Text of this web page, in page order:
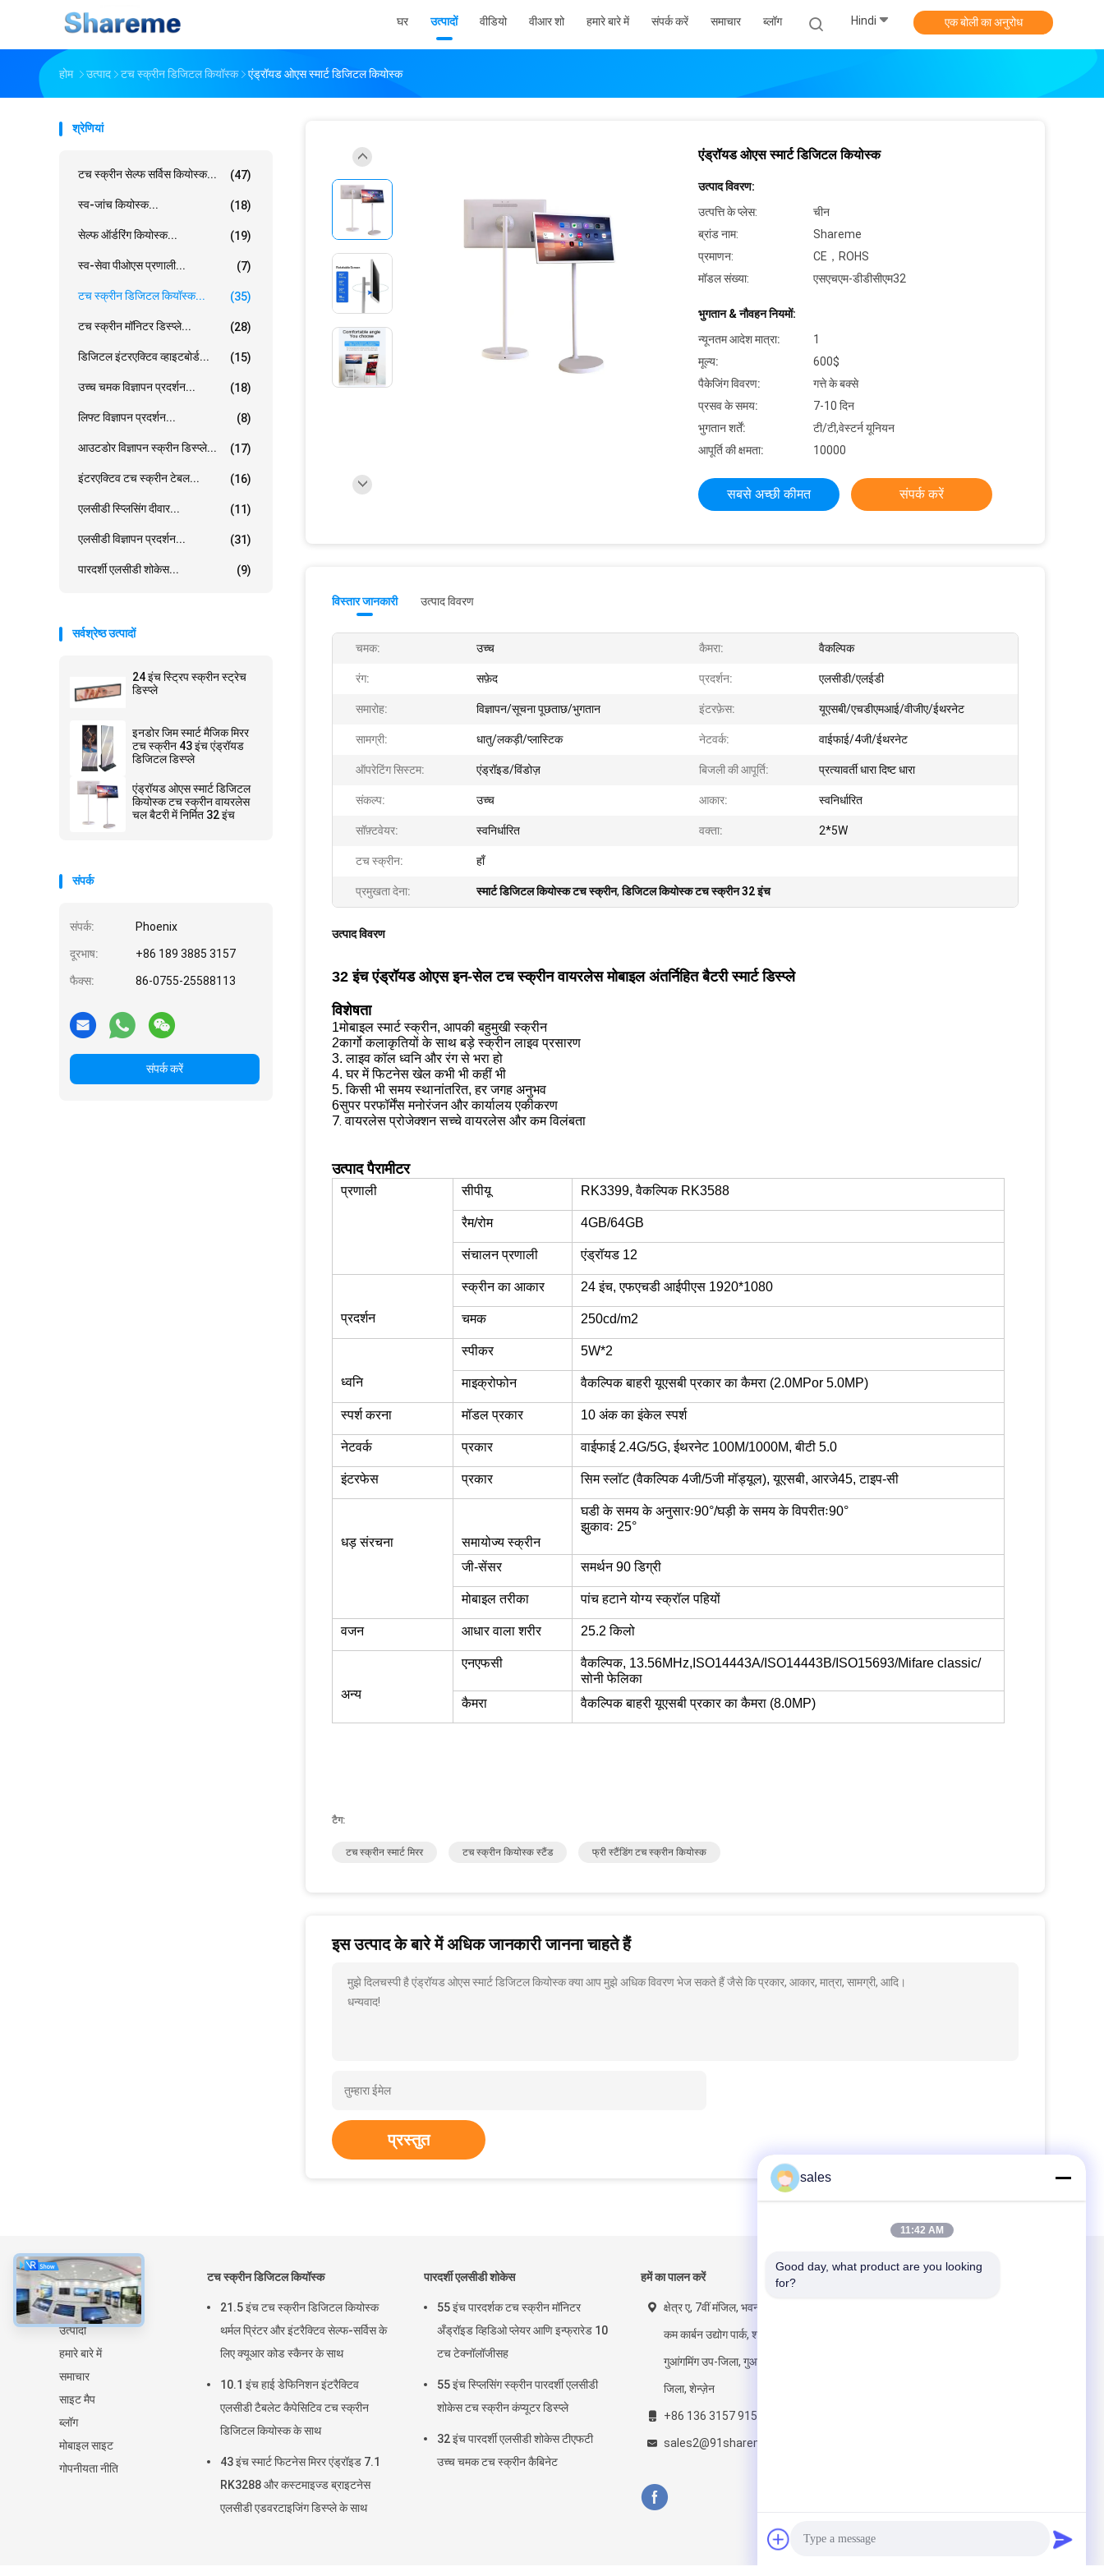
घर उत्पादों वीडियो वीआर शो हमारे बारे में संपर्क करें समाचार ब्लॉग Hindi एक बोली का अनुरोध
होम उत्पाद टच स्क्रीन डिजिटल कियॉस्क एंड्रॉयड ओएस स्मार्ट डिजिटल कियोस्क
श्रेणियां
टच स्क्रीन सेल्फ सर्विस कियोस्क... (47)
स्व-जांच कियोस्क... (18)
सेल्फ ऑर्डरिंग कियोस्क... (19)
स्व-सेवा पीओएस प्रणाली... (7)
टच स्क्रीन डिजिटल कियॉस्क... (35)
टच स्क्रीन मॉनिटर डिस्प्ले... (28)
डिजिटल इंटरएक्टिव व्हाइटबोर्ड... (15)
उच्च चमक विज्ञापन प्रदर्शन... (18)
लिफ्ट विज्ञापन प्रदर्शन... (8)
आउटडोर विज्ञापन स्क्रीन डिस्प्ले... (17)
इंटरएक्टिव टच स्क्रीन टेबल... (16)
एलसीडी स्प्लिसिंग दीवार... (11)
एलसीडी विज्ञापन प्रदर्शन... (31)
पारदर्शी एलसीडी शोकेस... (9)
सर्वश्रेष्ठ उत्पादों
24 इंच स्ट्रिप स्क्रीन स्ट्रेच
डिस्प्ले
इनडोर जिम स्मार्ट मैजिक मिरर
टच स्क्रीन 43 इंच एंड्रॉयड
डिजिटल डिस्प्ले
एंड्रॉयड ओएस स्मार्ट डिजिटल
कियोस्क टच स्क्रीन वायरलेस
चल बैटरी में निर्मित 32 इंच
संपर्क
संपर्क: Phoenix
दूरभाष: +86 189 3885 3157
फैक्स: 86-0755-25588113
संपर्क करें
एंड्रॉयड ओएस स्मार्ट डिजिटल कियोस्क
उत्पाद विवरण:
उत्पत्ति के प्लेस:
चीन
ब्रांड नाम:
Shareme
प्रमाणन:
CE，ROHS
मॉडल संख्या:
एसएचएम-डीडीसीएम32
भुगतान & नौवहन नियमों:
न्यूनतम आदेश मात्रा:
1
मूल्य:
600$
पैकेजिंग विवरण:
गत्ते के बक्से
प्रसव के समय:
7-10 दिन
भुगतान शर्तें:
टी/टी,वेस्टर्न यूनियन
आपूर्ति की क्षमता:
10000
सबसे अच्छी कीमत संपर्क करें
विस्तार जानकारी उत्पाद विवरण
चमक: उच्च कैमरा: वैकल्पिक
रंग: सफ़ेद प्रदर्शन: एलसीडी/एलईडी
समारोह: विज्ञापन/सूचना पूछताछ/भुगतान इंटरफ़ेस: यूएसबी/एचडीएमआई/वीजीए/ईथरनेट
सामग्री: धातु/लकड़ी/प्लास्टिक नेटवर्क: वाईफाई/4जी/ईथरनेट
ऑपरेटिंग सिस्टम: एंड्रॉइड/विंडोज़ बिजली की आपूर्ति: प्रत्यावर्ती धारा दिष्ट धारा
संकल्प: उच्च आकार: स्वनिर्धारित
सॉफ़्टवेयर: स्वनिर्धारित वक्ता: 2*5W
टच स्क्रीन: हाँ
प्रमुखता देना: स्मार्ट डिजिटल कियोस्क टच स्क्रीन,डिजिटल कियोस्क टच स्क्रीन 32 इंच
उत्पाद विवरण
32 इंच एंड्रॉयड ओएस इन-सेल टच स्क्रीन वायरलेस मोबाइल अंतर्निहित बैटरी स्मार्ट डिस्प्ले
विशेषता
1मोबाइल स्मार्ट स्क्रीन, आपकी बहुमुखी स्क्रीन
2कार्गो कलाकृतियों के साथ बड़े स्क्रीन लाइव प्रसारण
3. लाइव कॉल ध्वनि और रंग से भरा हो
4. घर में फिटनेस खेल कभी भी कहीं भी
5. किसी भी समय स्थानांतरित, हर जगह अनुभव
6सुपर परफॉर्मेंस मनोरंजन और कार्यालय एकीकरण
7. वायरलेस प्रोजेक्शन सच्चे वायरलेस और कम विलंबता
उत्पाद पैरामीटर
प्रणाली सीपीयू RK3399, वैकल्पिक RK3588
रैम/रोम 4GB/64GB
संचालन प्रणाली एंड्रॉयड 12
प्रदर्शन
स्क्रीन का आकार 24 इंच, एफएचडी आईपीएस 1920*1080
चमक 250cd/m2
ध्वनि
स्पीकर 5W*2
माइक्रोफोन वैकल्पिक बाहरी यूएसबी प्रकार का कैमरा (2.0MPor 5.0MP)
स्पर्श करना मॉडल प्रकार 10 अंक का इंकेल स्पर्श
नेटवर्क प्रकार वाईफाई 2.4G/5G, ईथरनेट 100M/1000M, बीटी 5.0
इंटरफेस प्रकार सिम स्लॉट (वैकल्पिक 4जी/5जी मॉड्यूल), यूएसबी, आरजे45, टाइप-सी
धड़ संरचना समायोज्य स्क्रीन
घडी के समय के अनुसारः90°/घड़ी के समय के विपरीतः90°
झुकावः 25°
जी-सेंसर समर्थन 90 डिग्री
मोबाइल तरीका पांच हटाने योग्य स्क्रॉल पहियों
वजन आधार वाला शरीर 25.2 किलो
अन्य
एनएफसी
वैकल्पिक, 13.56MHz,ISO14443A/ISO14443B/ISO15693/Mifare classic/
सोनी फेलिका
कैमरा
वैकल्पिक बाहरी यूएसबी प्रकार का कैमरा (8.0MP)
टैग:
टच स्क्रीन स्मार्ट मिरर टच स्क्रीन कियोस्क स्टैंड फ्री स्टैंडिंग टच स्क्रीन कियोस्क
इस उत्पाद के बारे में अधिक जानकारी जानना चाहते हैं
मुझे दिलचस्पी है एंड्रॉयड ओएस स्मार्ट डिजिटल कियोस्क क्या आप मुझे अधिक विवरण भेज सकते हैं जैसे कि प्रकार, आकार, मात्रा, सामग्री, आदि।
धन्यवाद!
प्रस्तुत
के बारे में
घर
उत्पादों
हमारे बारे में
समाचार
साइट मैप
ब्लॉग
मोबाइल साइट
गोपनीयता नीति
टच स्क्रीन डिजिटल कियॉस्क
21.5 इंच टच स्क्रीन डिजिटल कियोस्क
थर्मल प्रिंटर और इंटरैक्टिव सेल्फ-सर्विस के
लिए क्यूआर कोड स्कैनर के साथ
10.1 इंच हाई डेफिनिशन इंटरैक्टिव
एलसीडी टैबलेट कैपेसिटिव टच स्क्रीन
डिजिटल कियोस्क के साथ
43 इंच स्मार्ट फिटनेस मिरर एंड्रॉइड 7.1
RK3288 और कस्टमाइज्ड ब्राइटनेस
एलसीडी एडवरटाइजिंग डिस्प्ले के साथ
पारदर्शी एलसीडी शोकेस
55 इंच पारदर्शक टच स्क्रीन मॉनिटर
अँड्रॉइड व्हिडिओ प्लेयर आणि इन्फ्रारेड 10
टच टेक्नॉलॉजीसह
55 इंच स्प्लिसिंग स्क्रीन पारदर्शी एलसीडी
शोकेस टच स्क्रीन कंप्यूटर डिस्प्ले
32 इंच पारदर्शी एलसीडी शोकेस टीएफटी
उच्च चमक टच स्क्रीन कैबिनेट
हमें का पालन करें
क्षेत्र ए, 7वीं मंजिल, भवन एफ, गुआंगचेंग
कम कार्बन उद्योग पार्क, शांगकून समुदाय,
गुआंगमिंग उप-जिला, गुआंगमिंग नया
जिला, शेन्ज़ेन
+86 136 3157 9153
sales2@91shareme.com
हमें मेल करें
sales
11:42 AM
Good day, what product are you looking
for?